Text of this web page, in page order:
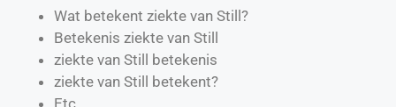
Wat betekent ziekte van Still?
Betekenis ziekte van Still
ziekte van Still betekenis
ziekte van Still betekent?